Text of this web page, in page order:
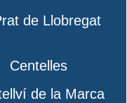
de Llobregat
Centelles
de la Marca